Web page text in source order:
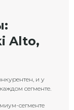
Alto,
и у
сегменте.
сегменте